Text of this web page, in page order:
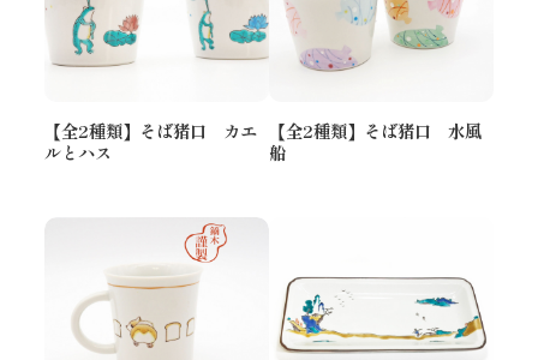
【全2種類】そば猪口 カエ
ルとハス
【全2種類】そば猪口 水風
船